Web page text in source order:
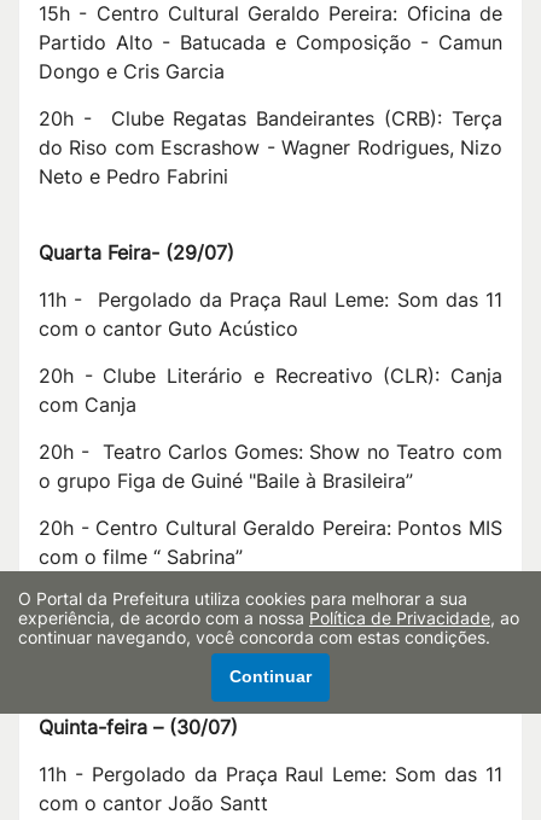
15h - Centro Cultural Geraldo Pereira: Oficina de
Partido Alto - Batucada e Composição - Camun
Dongo e Cris Garcia
20h - Clube Regatas Bandeirantes (CRB): Terça
do Riso com Escrashow - Wagner Rodrigues, Nizo
Neto e Pedro Fabrini
Quarta Feira- (29/07)
11h - Pergolado da Praça Raul Leme: Som das 11
com o cantor Guto Acústico
20h - Clube Literário e Recreativo (CLR): Canja
com Canja
20h - Teatro Carlos Gomes: Show no Teatro com
o grupo Figa de Guiné "Baile à Brasileira”
20h - Centro Cultural Geraldo Pereira: Pontos MIS
com o filme “ Sabrina”
21h - No Pork's (Lago do Taboão): Rock In'verno
com a Banda Fever “Aerosmith Cover”
Quinta-feira – (30/07)
11h - Pergolado da Praça Raul Leme: Som das 11
com o cantor João Santt
O Portal da Prefeitura utiliza cookies para melhorar a sua
experiência, de acordo com a nossa Política de Privacidade, ao
continuar navegando, você concorda com estas condições.
Continuar